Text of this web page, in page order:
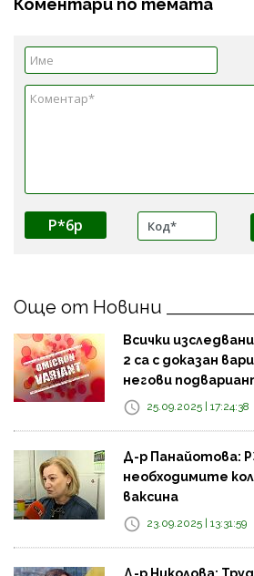
P*6p
Още от Новини
Всички
2 са с доказан
негови
25.09.2025 | 17:24:38
Д-р Панайотова:
необходимите
ваксина
23.09.2025 | 13:31:59
Д-р Николова: